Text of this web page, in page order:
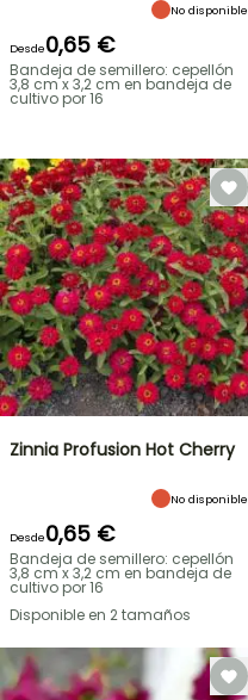
No disponible
Desde0,65 €
Bandeja de semillero: cepellón
3,8 cm x 3,2 cm en bandeja de
cultivo por 16
Zinnia Profusion Hot Cherry
No disponible
Desde0,65 €
Bandeja de semillero: cepellón
3,8 cm x 3,2 cm en bandeja de
cultivo por 16
Disponible en 2 tamaños